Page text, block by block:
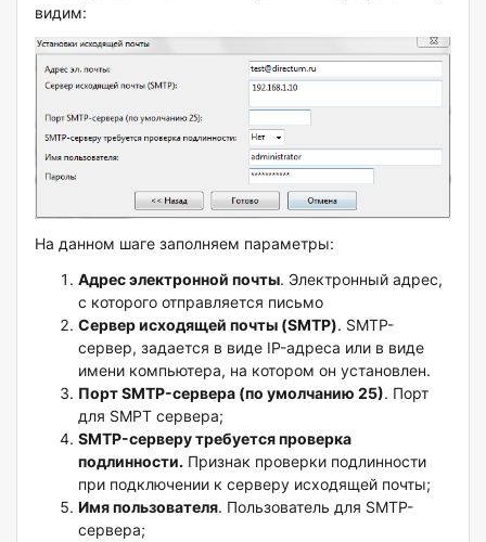
видим:
На данном шаге заполняем параметры:
Адрес электронной почты. Электронный адрес,
с которого отправляется письмо
Сервер исходящей почты (SMTP). SMTP-
сервер, задается в виде IP-адреса или в виде
имени компьютера, на котором он установлен.
Порт SMTP-сервера (по умолчанию 25). Порт
для SMPT сервера;
SMTP-серверу требуется проверка
подлинности. Признак проверки подлинности
при подключении к серверу исходящей почты;
Имя пользователя. Пользователь для SMTP-
сервера;